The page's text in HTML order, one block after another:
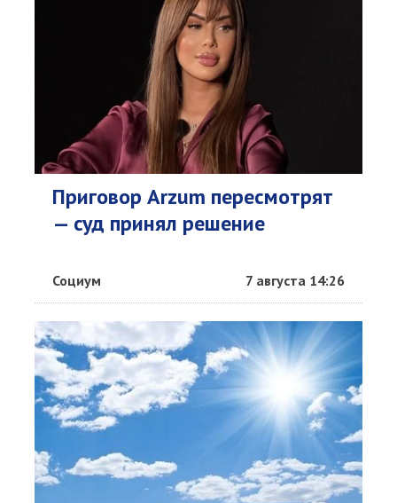
Приговор Arzum пересмотрят
— суд принял решение
Социум 7 августа 14:26